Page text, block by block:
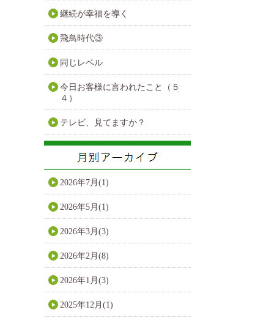
継続が幸福を導く
飛鳥時代③
同じレベル
今日お客様に言われたこと（５
４）
テレビ、見てますか？
2026年7月(1)
2026年5月(1)
2026年3月(3)
2026年2月(8)
2026年1月(3)
2025年12月(1)